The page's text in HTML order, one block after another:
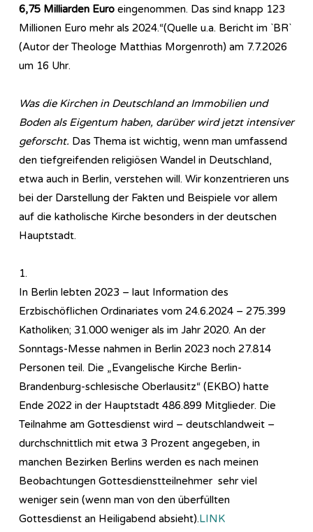
6,75 Milliarden Euro eingenommen. Das sind knapp 123
Millionen Euro mehr als 2024.“(Quelle u.a. Bericht im `BR`
(Autor der Theologe Matthias Morgenroth) am 7.7.2026
um 16 Uhr.
Was die Kirchen in Deutschland an Immobilien und
Boden als Eigentum haben, darüber wird jetzt intensiver
geforscht. Das Thema ist wichtig, wenn man umfassend
den tiefgreifenden religiösen Wandel in Deutschland,
etwa auch in Berlin, verstehen will. Wir konzentrieren uns
bei der Darstellung der Fakten und Beispiele vor allem
auf die katholische Kirche besonders in der deutschen
Hauptstadt.
1.
In Berlin lebten 2023 – laut Information des
Erzbischöflichen Ordinariates vom 24.6.2024 – 275.399
Katholiken; 31.000 weniger als im Jahr 2020. An der
Sonntags-Messe nahmen in Berlin 2023 noch 27.814
Personen teil. Die „Evangelische Kirche Berlin-
Brandenburg-schlesische Oberlausitz“ (EKBO) hatte
Ende 2022 in der Hauptstadt 486.899 Mitglieder. Die
Teilnahme am Gottesdienst wird – deutschlandweit –
durchschnittlich mit etwa 3 Prozent angegeben, in
manchen Bezirken Berlins werden es nach meinen
Beobachtungen Gottesdienstteilnehmer sehr viel
weniger sein (wenn man von den überfüllten
Gottesdienst an Heiligabend absieht).LINK